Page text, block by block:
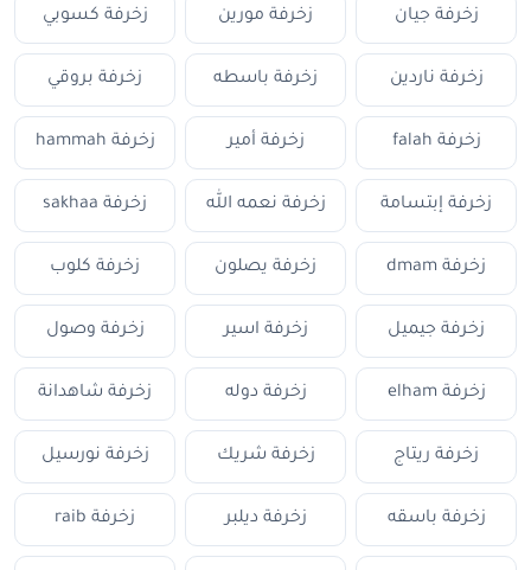
زخرفة جيان زخرفة مورين زخرفة كسوبي
زخرفة ناردين زخرفة باسطه زخرفة بروقي
زخرفة falah زخرفة أمير زخرفة hammah
زخرفة إبتسامة زخرفة نعمه الله زخرفة sakhaa
زخرفة dmam زخرفة يصلون زخرفة كلوب
زخرفة جيميل زخرفة اسير زخرفة وصول
زخرفة elham زخرفة دوله زخرفة شاهدانة
زخرفة ريتاج زخرفة شريك زخرفة نورسيل
زخرفة باسقه زخرفة ديلبر زخرفة raib